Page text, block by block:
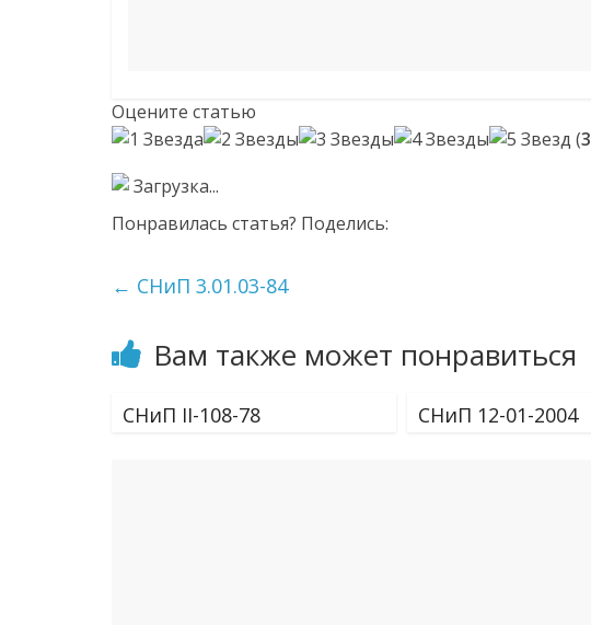
Оцените статью
(3
Загрузка...
Понравилась статья? Поделись:
← СНиП 3.01.03-84
Вам также может понравиться
СНиП II-108-78 СНиП 12-01-2004